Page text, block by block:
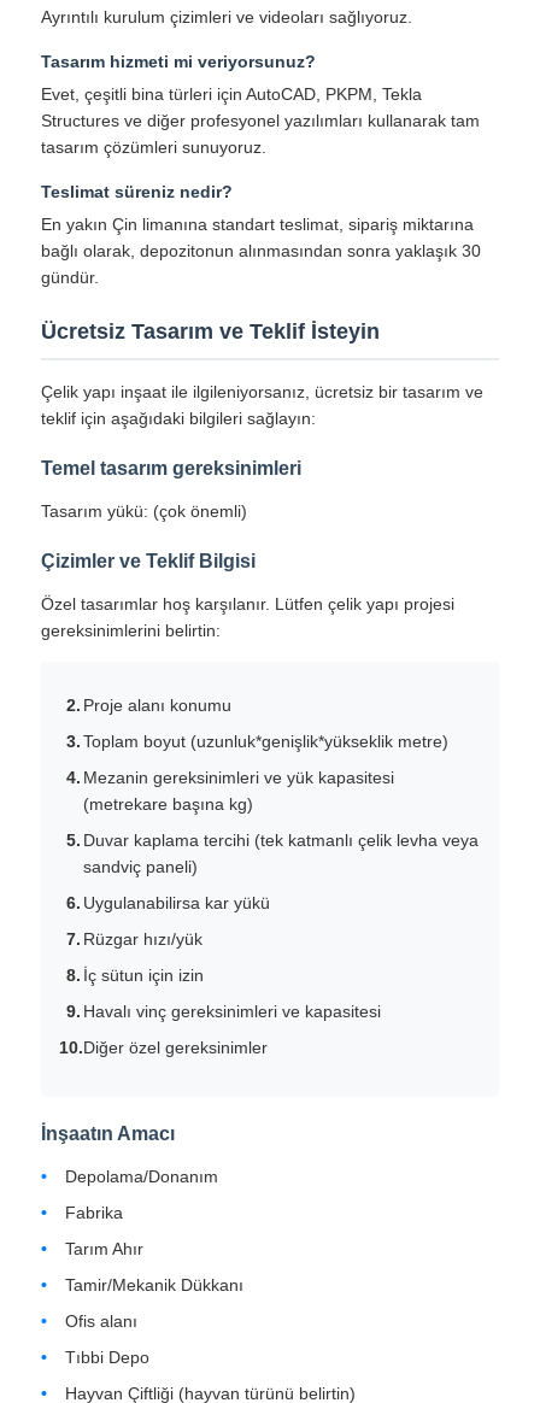
Ayrıntılı kurulum çizimleri ve videoları sağlıyoruz.
Tasarım hizmeti mi veriyorsunuz?
Evet, çeşitli bina türleri için AutoCAD, PKPM, Tekla
Structures ve diğer profesyonel yazılımları kullanarak tam
tasarım çözümleri sunuyoruz.
Teslimat süreniz nedir?
En yakın Çin limanına standart teslimat, sipariş miktarına
bağlı olarak, depozitonun alınmasından sonra yaklaşık 30
gündür.
Ücretsiz Tasarım ve Teklif İsteyin
Çelik yapı inşaat ile ilgileniyorsanız, ücretsiz bir tasarım ve
teklif için aşağıdaki bilgileri sağlayın:
Temel tasarım gereksinimleri
Tasarım yükü: (çok önemli)
Çizimler ve Teklif Bilgisi
Özel tasarımlar hoş karşılanır. Lütfen çelik yapı projesi
gereksinimlerini belirtin:
Proje alanı konumu
Toplam boyut (uzunluk*genişlik*yükseklik metre)
Mezanin gereksinimleri ve yük kapasitesi
(metrekare başına kg)
Duvar kaplama tercihi (tek katmanlı çelik levha veya
sandviç paneli)
Uygulanabilirsa kar yükü
Rüzgar hızı/yük
İç sütun için izin
Havalı vinç gereksinimleri ve kapasitesi
Diğer özel gereksinimler
İnşaatın Amacı
Depolama/Donanım
Fabrika
Tarım Ahır
Tamir/Mekanik Dükkanı
Ofis alanı
Tıbbi Depo
Hayvan Çiftliği (hayvan türünü belirtin)